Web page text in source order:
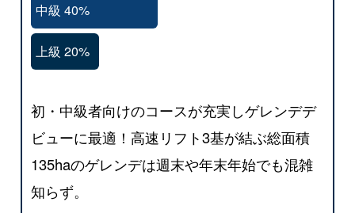
中級 40%
上級 20%
初・中級者向けのコースが充実しゲレンデデ
ビューに最適！高速リフト3基が結ぶ総面積
135haのゲレンデは週末や年末年始でも混雑
知らず。